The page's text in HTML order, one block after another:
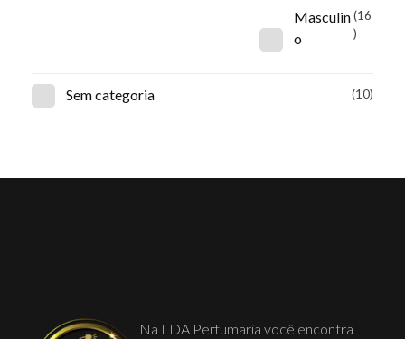
Masculin
o
(16
)
Sem categoria (10)
Na LDA Perfumaria você encontra